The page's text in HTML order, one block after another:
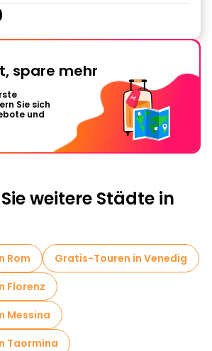
spare mehr
Sie sich
und
weitere Städte in
Rom
Gratis-Touren in Venedig
Florenz
Messina
Taormina